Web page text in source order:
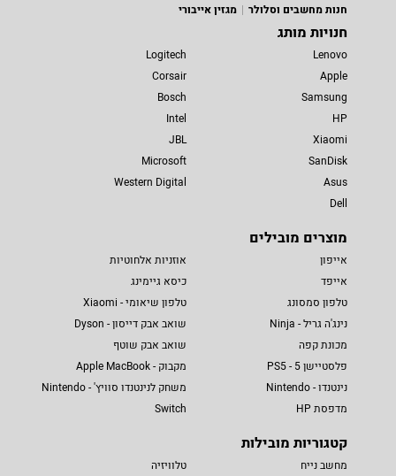
חנות מחשבים וסלולר
מגזין אייבורי
חנויות מותג
Lenovo
Apple
Samsung
HP
Xiaomi
SanDisk
Asus
Dell
Logitech
Corsair
Bosch
Intel
JBL
Microsoft
Western Digital
מוצרים מובילים
אייפון
אייפד
טלפון סמסונג
נינג'ה גריל - Ninja
מכונת קפה
פלסטיישן 5 - PS5
נינטנדו - Nintendo
מדפסת HP
אוזניות אלחוטיות
כיסא גיימינג
טלפון שיאומי - Xiaomi
שואב אבק דייסון - Dyson
שואב אבק שוטף
מקבוק - Apple MacBook
משחק לנינטנדו סוויץ' - Nintendo
Switch
קטגוריות מובילות
מחשב נייח
טלוויזיה